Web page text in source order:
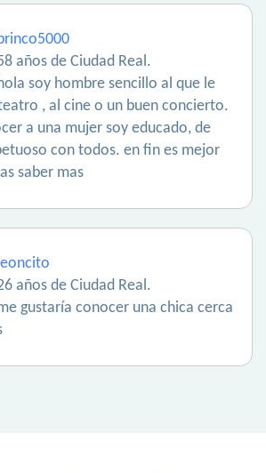
años de Ciudad Real.
soy hombre sencillo al que le
, al cine o un buen concierto.
a una mujer soy educado, de
con todos. en fin es mejor
saber mas
años de Ciudad Real.
gustaría conocer una chica cerca